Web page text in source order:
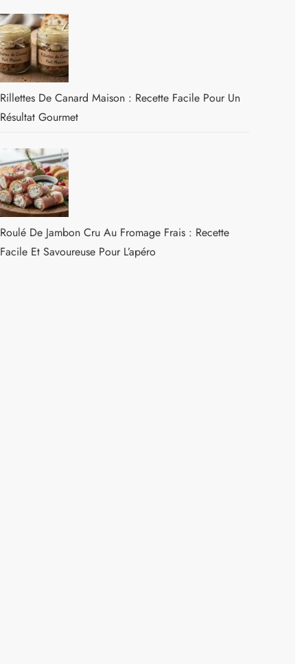
Rillettes De Canard Maison : Recette Facile Pour Un
Résultat Gourmet
Roulé De Jambon Cru Au Fromage Frais : Recette
Facile Et Savoureuse Pour L’apéro